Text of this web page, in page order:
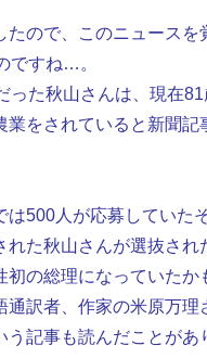
たので、このニュースを
ですね…。
った秋山さんは、現在
業をされていると新聞記
は500人が応募していた
れた秋山さんが選抜され
初の総理になっていたか
通訳者、作家の米原万理
う記事も読んだことがあ